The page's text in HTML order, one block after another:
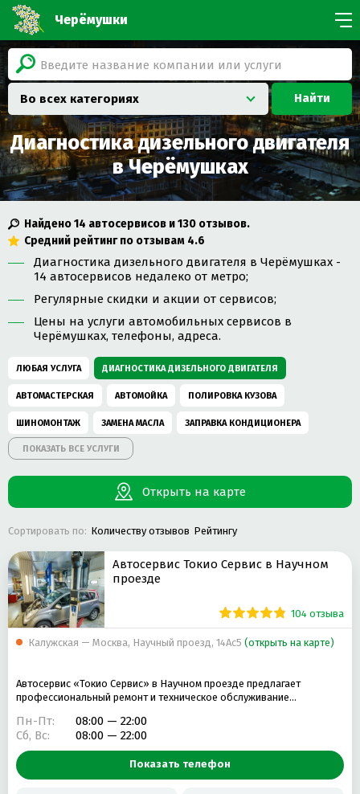
Черёмушки
Найти
Во всех категориях
Диагностика дизельного двигателя
в Черёмушках
Найдено14 автосервисов и130 отзывов.
Средний рейтинг по отзывам 4.6
Диагностика дизельного двигателя в Черёмушках -
14 автосервисов недалеко от метро;
Регулярные скидки и акции от сервисов;
Цены на услуги автомобильных сервисов в
Черёмушках, телефоны, адреса.
ЛЮБАЯ УСЛУГА ДИАГНОСТИКА ДИЗЕЛЬНОГО ДВИГАТЕЛЯ
АВТОМАСТЕРСКАЯ АВТОМОЙКА ПОЛИРОВКА КУЗОВА
ШИНОМОНТАЖ ЗАМЕНА МАСЛА ЗАПРАВКА КОНДИЦИОНЕРА
КОМПЬЮТЕРНАЯ ДИАГНОСТИКА АВТОМОБИЛЯ
РЕМОНТ АВТОКОНДИЦИОНЕРОВ РЕМОНТ ДВИГАТЕЛЯ
РЕМОНТ ХОДОВОЙ
ХИМЧИСТКА САЛОНА КУЗОВНОЙ РЕМОНТ РЕМОНТ VOLKSWAGEN
РЕМОНТ TOYOTA ЗАМЕНА ТОРМОЗНЫХ КОЛОДОК
РЕМОНТ ВЫХЛОПНЫХ СИСТЕМ
СЛЕСАРНЫЙ РЕМОНТ РЕМОНТ BMW
РЕМОНТ БЕНЗИНОВЫХ ДВИГАТЕЛЕЙ РЕМОНТ MERCEDES-BENZ
РЕМОНТ SKODA РЕМОНТ LEXUS РЕМОНТ СТАРТЕРА
ЗАМЕНА СВЕЧЕЙ ЗАЖИГАНИЯ
РЕМОНТ FORD ЗАМЕНА МАСЛА В АКПП
РЕМОНТ ГЕНЕРАТОРА АВТОМОБИЛЯ СХОД-РАЗВАЛ
ПОКАЗАТЬ ВСЕ УСЛУГИ
Открыть на карте
Сортировать по: Количеству отзывов Рейтингу
Автосервис Токио Сервис в Научном
проезде
104 отзыва
Калужская — Москва, Научный проезд, 14Ас5 (открыть на карте)
Автосервис «Токио Сервис» в Научном проезде предлагает
профессиональный ремонт и техническое обслуживание…
Пн-Пт:
08:00 — 22:00
Сб, Вс:
08:00 — 22:00
Показать телефон